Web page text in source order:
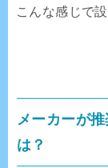
こんな感じで
メーカーが
は？